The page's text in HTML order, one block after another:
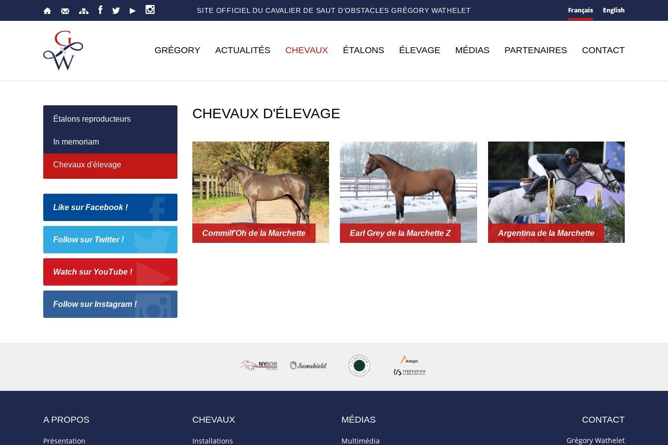
SITE OFFICIEL DU CAVALIER DE SAUT D’OBSTACLES GRÉGORY WATHELET Français English
GRÉGORY ACTUALITÉS CHEVAUX ÉTALONS ÉLEVAGE MÉDIAS PARTENAIRES CONTACT
Étalons reproducteurs
In memoriam
Chevaux d'élevage
Like sur Facebook !
Follow sur Twitter !
Watch sur YouTube !
Follow sur Instagram !
CHEVAUX D'ÉLEVAGE
Commilf'Oh de la Marchette Earl Grey de la Marchette Z Argentina de la Marchette
A PROPOS
Présentation
CHEVAUX
Installations
MÉDIAS
Multimédia
CONTACT
Grégory Wathelet